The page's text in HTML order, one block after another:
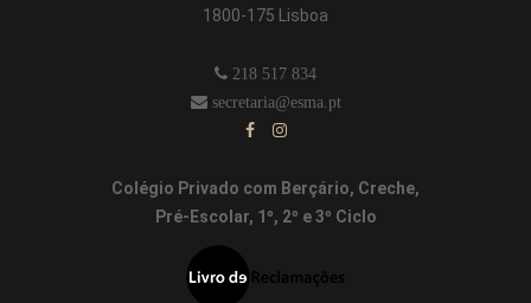
1800-175 Lisboa
218 517 834
secretaria@esma.pt
Colégio Privado com Berçário, Creche,
Pré-Escolar, 1º, 2º e 3º Ciclo